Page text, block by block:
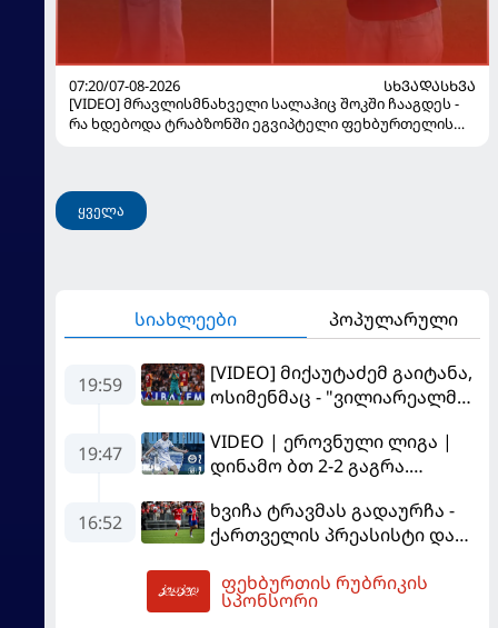
07:20/07-08-2026
ᲡᲮᲕᲐᲓᲐᲡᲮᲕᲐ
[VIDEO] მრავლისმნახველი სალაჰიც შოკში ჩააგდეს -
რა ხდებოდა ტრაბზონში ეგვიპტელი ფეხბურთელის
ყველა
სიახლეები პოპულარული
19:59
[VIDEO] მიქაუტაძემ გაიტანა,
ოსიმენმაც - "ვილიარეალმა"
"გალათასარაის" მოუგო
19:47
VIDEO | ეროვნული ლიგა |
დინამო ბთ 2-2 გაგრა.
16:52
ხვიჩა ტრავმას გადაურჩა -
ქართველის პრეასისტი და
იუნაიტედთან"
ფეხბურთის რუბრიკის
სპონსორი